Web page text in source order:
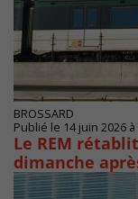
BROSSARD
Publié le 14 juin 2026
Le REM
dimanche